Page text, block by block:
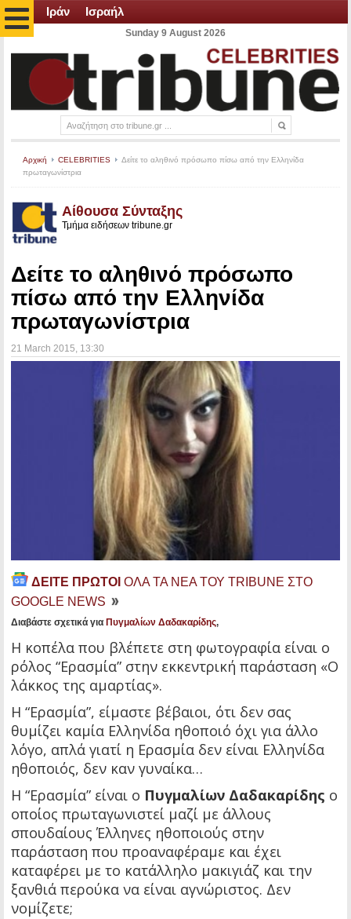
Ιράν Ισραήλ
Sunday 9 August 2026
Αρχική CELEBRITIES
Δείτε το αληθινό πρόσωπο πίσω από την Ελληνίδα
πρωταγωνίστρια
Αίθουσα Σύνταξης
Τμήμα ειδήσεων tribune.gr
Δείτε το αληθινό πρόσωπο
πίσω από την Ελληνίδα
πρωταγωνίστρια
21 March 2015 , 13:30
ΔΕΙΤΕ ΠΡΩΤΟΙ ΟΛΑ ΤΑ ΝΕΑ ΤΟΥ TRIBUNE ΣΤΟ
GOOGLE NEWS
Διαβάστε σχετικά για Πυγμαλίων Δαδακαρίδης,
Η κοπέλα που βλέπετε στη φωτογραφία είναι ο
ρόλος “Ερασμία” στην εκκεντρική παράσταση «Ο
λάκκος της αμαρτίας».
Η “Ερασμία”, είμαστε βέβαιοι, ότι δεν σας
θυμίζει καμία Ελληνίδα ηθοποιό όχι για άλλο
λόγο, απλά γιατί η Ερασμία δεν είναι Ελληνίδα
ηθοποιός, δεν καν γυναίκα…
Η “Ερασμία” είναι ο Πυγμαλίων Δαδακαρίδης ο
οποίος πρωταγωνιστεί μαζί με άλλους
σπουδαίους Έλληνες ηθοποιούς στην
παράσταση που προαναφέραμε και έχει
καταφέρει με το κατάλληλο μακιγιάζ και την
ξανθιά περούκα να είναι αγνώριστος. Δεν
νομίζετε;